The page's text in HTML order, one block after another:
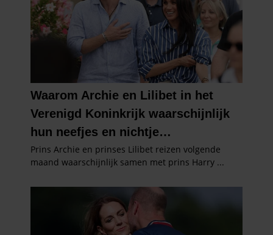
informatie die u aan ze heeft verstrekt of die ze hebben
verzameld op basis van uw gebruik van hun services. U
gaat akkoord met onze cookies als u onze website blijft